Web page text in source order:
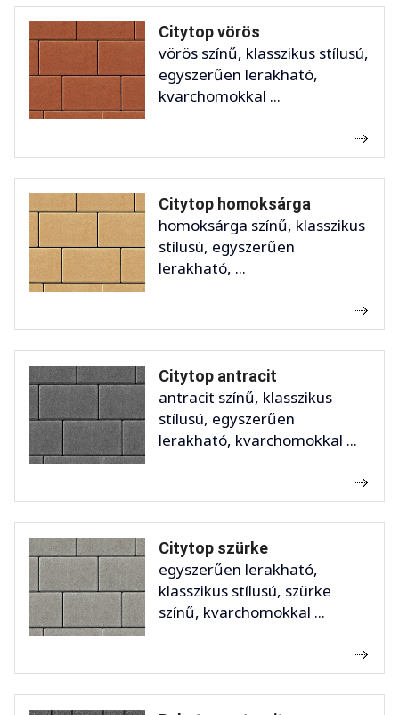
Citytop vörös
vörös színű, klasszikus stílusú,
egyszerűen lerakható,
kvarchomokkal ...
Citytop homoksárga
homoksárga színű, klasszikus
stílusú, egyszerűen
lerakható, ...
Citytop antracit
antracit színű, klasszikus
stílusú, egyszerűen
lerakható, kvarchomokkal ...
Citytop szürke
egyszerűen lerakható,
klasszikus stílusú, szürke
színű, kvarchomokkal ...